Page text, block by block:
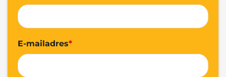
E-mailadres*